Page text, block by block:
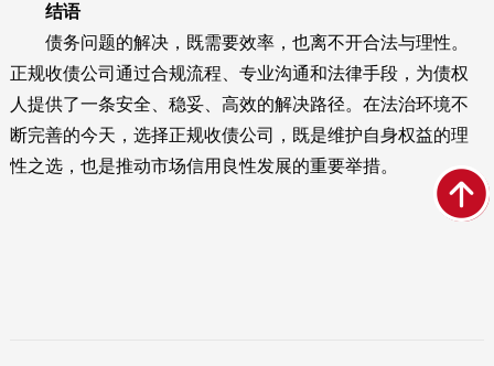
结语
债务问题的解决，既需要效率，也离不开合法与理性。
正规收债公司通过合规流程、专业沟通和法律手段，为债权
人提供了一条安全、稳妥、高效的解决路径。在法治环境不
断完善的今天，选择正规收债公司，既是维护自身权益的理
性之选，也是推动市场信用良性发展的重要举措。